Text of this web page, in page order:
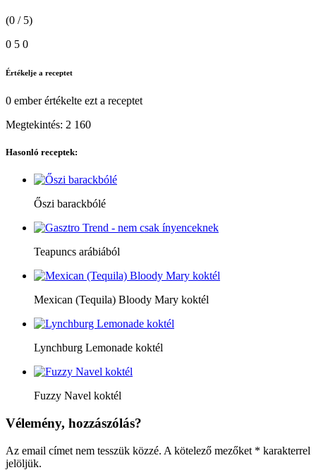
(0 / 5)
0 5 0
Értékelje a receptet
0 emberértékelte ezt a receptet
Megtekintés: 2 160
Hasonló receptek:
Őszi barackbólé
Teapuncs arábiából
Mexican (Tequila) Bloody Mary koktél
Lynchburg Lemonade koktél
Fuzzy Navel koktél
Vélemény, hozzászólás?
Az email címet nem tesszük közzé. A kötelező mezőket * karakterrel
jelöljük.